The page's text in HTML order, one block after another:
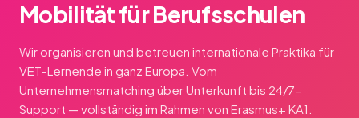
Mobilität für Berufsschulen
Wir organisieren und betreuen internationale Praktika für
VET-Lernende in ganz Europa. Vom
Unternehmensmatching über Unterkunft bis 24/7-
Support — vollständig im Rahmen von Erasmus+ KA1.